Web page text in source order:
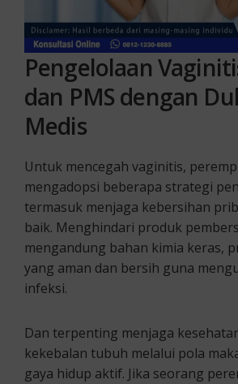
Pengelolaan
dan PMS dengan
Medis
Untuk mencegah vaginitis,
mengadopsi beberapa strategi
termasuk menjaga kebersihan
baik. Menghindari produk
mengandung bahan kimia keras,
yang aman dan bersih guna
infeksi.
Dan terpenting menjaga
kekebalan tubuh melalui pola
gaya hidup aktif. Jika seorang